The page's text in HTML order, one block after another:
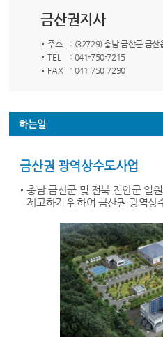
금산권지사
주소
: (32729) 충남 금산군 금산
TEL
: 041-750-7215
FAX
: 041-750-7290
하는일
금산권 광역상수도사업
충남 금산군 및 전북 진안군 일
제고하기 위하여 금산권 광역상